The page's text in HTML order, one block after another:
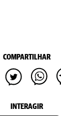
COMPARTILHAR
INTERAGIR